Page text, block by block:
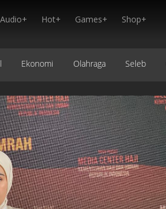
Audio+ Hot+ Games+ Shop+
Ekonomi Olahraga Seleb